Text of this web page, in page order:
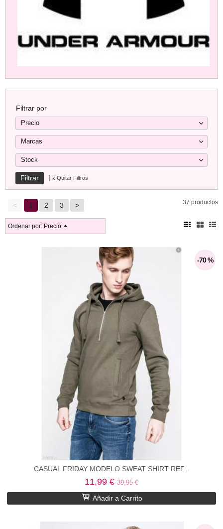
Filtrar por
Precio
Marcas
Stock
| x Quitar Filtros
< 1 2 3 > 37 productos
Ordenar por: Precio
-70 %
CASUAL FRIDAY MODELO SWEAT SHIRT REF...
11,99 € 39,95 €
Añadir a Carrito